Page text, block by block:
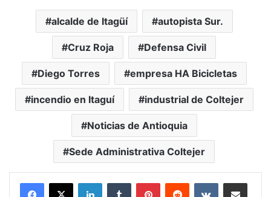
alcalde de Itagüí autopista Sur.
Cruz Roja Defensa Civil
Diego Torres empresa HA Bicicletas
incendio en Itaguí industrial de Coltejer
Noticias de Antioquia
Sede Administrativa Coltejer
LinkedInTumblr PinterestReddit VKontakteCompartir vía Mail